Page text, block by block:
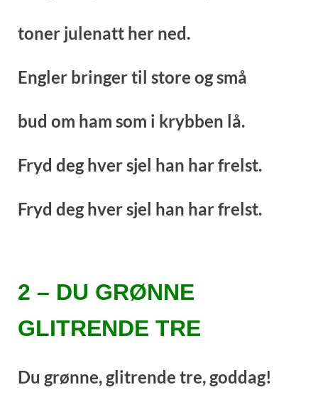
toner julenatt her ned.
Engler bringer til store og små
bud om ham som i krybben lå.
Fryd deg hver sjel han har frelst.
Fryd deg hver sjel han har frelst.
2 – DU GRØNNE
GLITRENDE TRE
Du grønne, glitrende tre, goddag!